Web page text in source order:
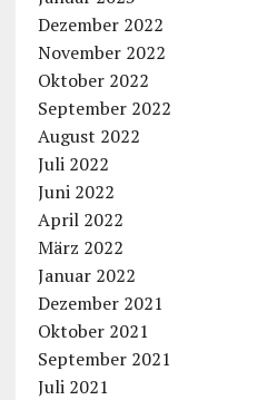
Dezember 2022
November 2022
Oktober 2022
September 2022
August 2022
Juli 2022
Juni 2022
April 2022
März 2022
Januar 2022
Dezember 2021
Oktober 2021
September 2021
Juli 2021